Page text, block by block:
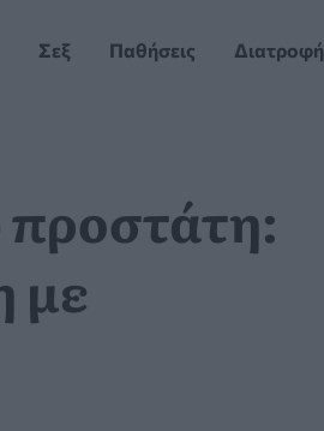
Σεξ Παθήσεις Διατροφή
με